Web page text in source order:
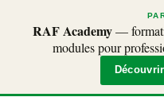
RAF Academy—
modules pour